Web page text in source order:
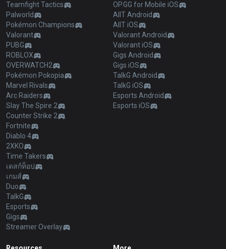
Teamfight Tactics
Palworld
Pokémon Champions
Valorant
PUBG
ROBLOX
OVERWATCH2
Pokémon Pokopia
Marvel Rivals
Arc Raiders
Slay The Spire 2
Counter Strike 2
Fortnite
Diablo 4
2XKO
Time Takers
เดสก์ท็อป
เกมส์
Duo
TalkG
Esports
Gigs
Streamer Overlay
OP.GG for Mobile iOS
AllT Android
AllT iOS
Valorant Android
Valorant iOS
Gigs Android
Gigs iOS
TalkG Android
TalkG iOS
Esports Android
Esports iOS